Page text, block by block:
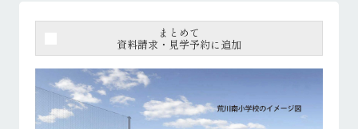
まとめて
資料請求・見学予約に追加